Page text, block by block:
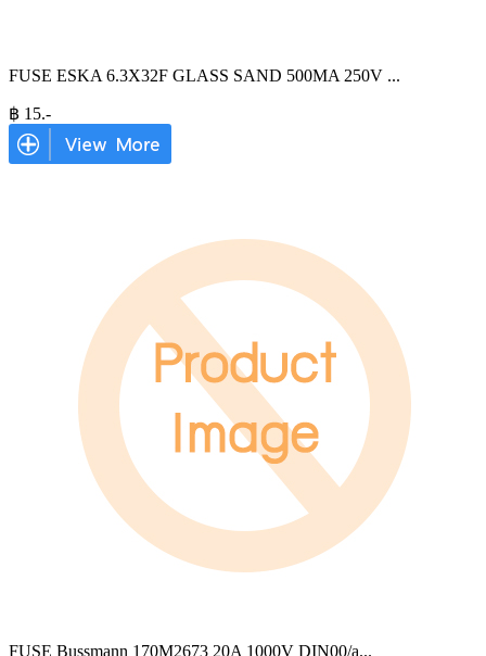
FUSE ESKA 6.3X32F GLASS SAND 500MA 250V ...
฿ 15.-
FUSE Bussmann 170M2673 20A 1000V DIN00/a...